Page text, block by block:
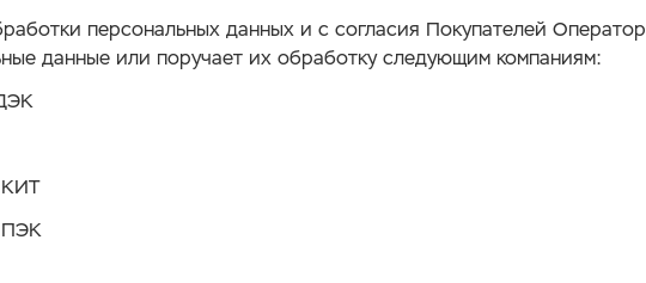
персональных данных и с согласия Покупателей Оператор
данные или поручает их обработку следующим компаниям:
КИТ
ПЭК